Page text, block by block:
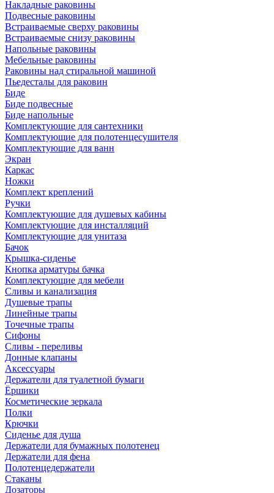
Накладные раковины
Подвесные раковины
Встраиваемые сверху раковины
Встраиваемые снизу раковины
Напольные раковины
Мебельные раковины
Раковины над стиральной машиной
Пьедесталы для раковин
Биде
Биде подвесные
Биде напольные
Комплектующие для сантехники
Комплектующие для полотенцесушителя
Комплектующие для ванн
Экран
Каркас
Ножки
Комплект креплений
Ручки
Комплектующие для душевых кабины
Комплектующие для инсталляций
Комплектующие для унитаза
Бачок
Крышка-сиденье
Кнопка арматуры бачка
Комплектующие для мебели
Сливы и канализация
Душевые трапы
Линейные трапы
Точечные трапы
Сифоны
Сливы - переливы
Донные клапаны
Аксессуары
Держатели для туалетной бумаги
Ёршики
Косметические зеркала
Полки
Крючки
Сиденье для душа
Держатели для бумажных полотенец
Держатели для фена
Полотенцедержатели
Стаканы
Дозаторы